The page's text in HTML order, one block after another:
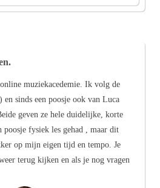
muziekacedemie. Ik volg de
en sinds een poosje ook van Luca
geven ze hele duidelijke, korte
poosje fysiek les gehad , maar dit
op mijn eigen tijd en tempo. Je
terug kijken en als je nog vragen